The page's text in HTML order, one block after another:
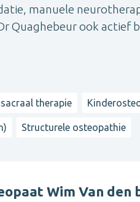
manuele
Quaghebeur ook actief
therapie
Structurele osteopathie
Wim Van den